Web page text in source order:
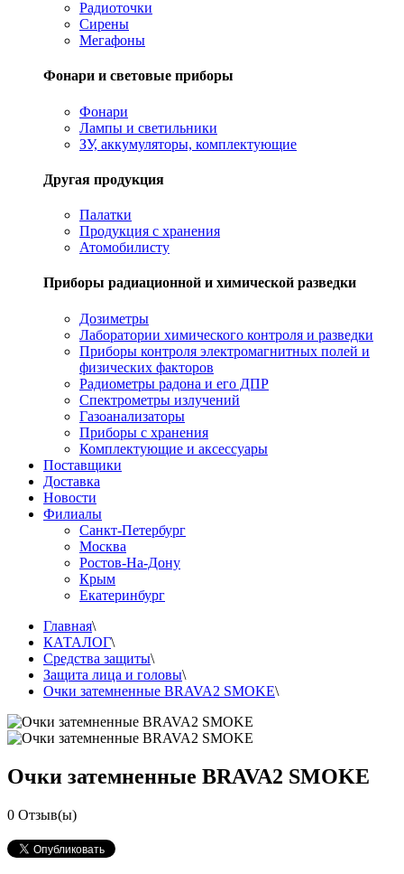
Радиоточки
Сирены
Мегафоны
Фонари и световые приборы
Фонари
Лампы и светильники
ЗУ, аккумуляторы, комплектующие
Другая продукция
Палатки
Продукция с хранения
Атомобилисту
Приборы радиационной и химической разведки
Дозиметры
Лаборатории химического контроля и разведки
Приборы контроля электромагнитных полей и
физических факторов
Радиометры радона и его ДПР
Спектрометры излучений
Газоанализаторы
Приборы с хранения
Комплектующие и аксессуары
Поставщики
Доставка
Новости
Филиалы
Санкт-Петербург
Москва
Ростов-На-Дону
Крым
Екатеринбург
Главная\
КАТАЛОГ\
Средства защиты\
Защита лица и головы\
Очки затемненные BRAVA2 SMOKE\
Очки затемненные BRAVA2 SMOKE
0 Отзыв(ы)